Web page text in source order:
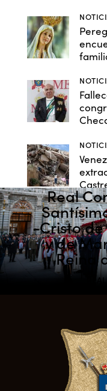
Real
-Cristo
y de
Reina